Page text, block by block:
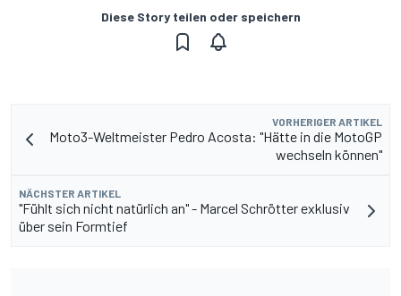
Diese Story teilen oder speichern
VORHERIGER ARTIKEL
Moto3-Weltmeister Pedro Acosta: "Hätte in die MotoGP
wechseln können"
NÄCHSTER ARTIKEL
"Fühlt sich nicht natürlich an" - Marcel Schrötter exklusiv
über sein Formtief